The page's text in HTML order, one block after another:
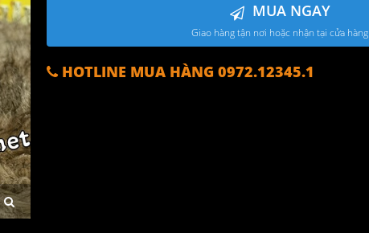
MUA NGAY
Giao hàng tận nơi hoặc nhận tại cửa hàng
HOTLINE MUA HÀNG 0972.12345.1